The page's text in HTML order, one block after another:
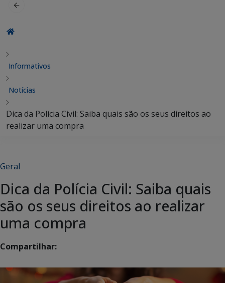
Informativos
Notícias
Dica da Polícia Civil: Saiba quais são os seus direitos ao
realizar uma compra
Geral
Dica da Polícia Civil: Saiba quais
são os seus direitos ao realizar
uma compra
Compartilhar: